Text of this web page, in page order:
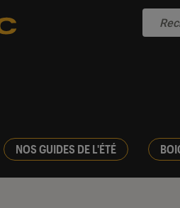
NOS GUIDES DE L'ÉTÉ